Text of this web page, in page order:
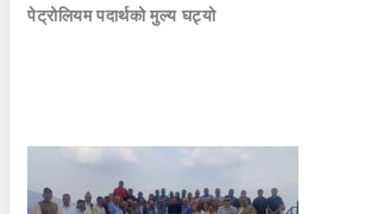
पेट्रोलियम पदार्थको मुल्य घट्यो